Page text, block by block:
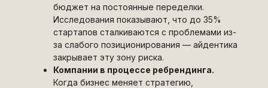
бюджет на постоянные переделки.
Исследования показывают, что до 35%
стартапов сталкиваются с проблемами из-
за слабого позиционирования — айдентика
закрывает эту зону риска.
Компании в процессе ребрендинга.
Когда бизнес меняет стратегию,